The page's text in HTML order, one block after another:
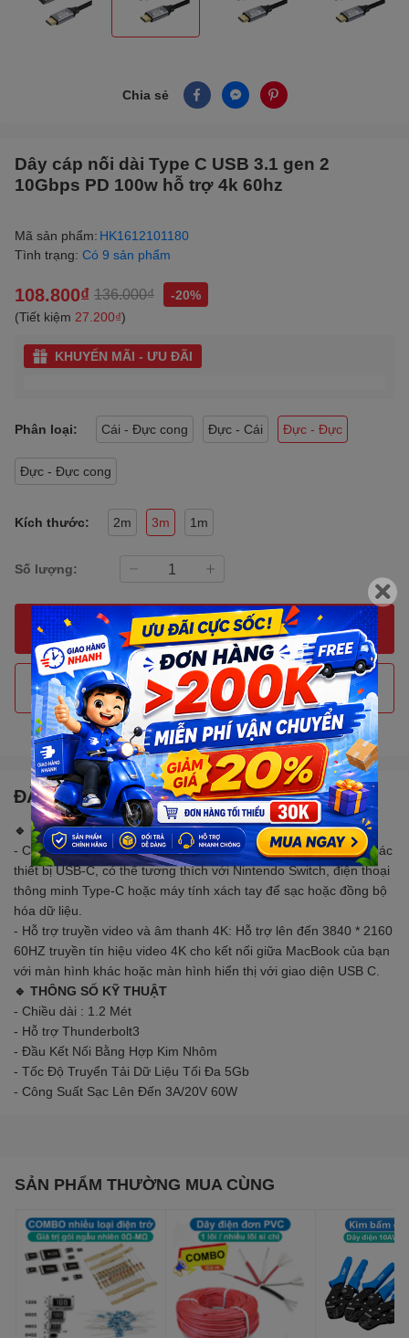
Chia sẻ
Dây cáp nối dài Type C USB 3.1 gen 2
10Gbps PD 100w hỗ trợ 4k 60hz
Mã sản phẩm: HK1612101180
Tình trạng: Có 9 sản phẩm
108.800₫ 136.000₫
-20%
(Tiết kiệm 27.200₫)
KHUYẾN MÃI - ƯU ĐÃI
Phân loại: Cái - Đực cong Đực - Cái Đực - Đực
Đực - Đực cong
Kích thước: 2m 3m 1m
Số lượng:
MUA NGAY
THÊM VÀO GIỎ HÀNG
Gọi đặt mua0907088123(7:30 - 17:00)
ĐẶC ĐIỂM NỔI BẬT
🔹 MÔ TẢ SẢN PHẨM
- Cáp mở rộng USB-C: Được thiết kế để mở rộng kết nối giữa các
thiết bị USB-C, có thể tương thích với Nintendo Switch, điện thoại
thông minh Type-C hoặc máy tính xách tay để sạc hoặc đồng bộ
hóa dữ liệu.
- Hỗ trợ truyền video và âm thanh 4K: Hỗ trợ lên đến 3840 * 2160
60HZ truyền tín hiệu video 4K cho kết nối giữa MacBook của bạn
với màn hình khác hoặc màn hình hiển thị với giao diện USB C.
🔹 THÔNG SỐ KỸ THUẬT
- Chiều dài : 1.2 Mét
- Hỗ trợ Thunderbolt3
- Đầu Kết Nối Bằng Hợp Kim Nhôm
- Tốc Độ Truyển Tải Dữ Liệu Tối Đa 5Gb
- Công Suất Sạc Lên Đến 3A/20V 60W
SẢN PHẨM THƯỜNG MUA CÙNG